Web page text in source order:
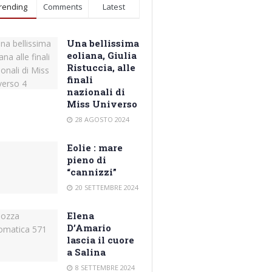
Comments Latest
Una bellissima
eoliana, Giulia
Ristuccia, alle
finali
nazionali di
Miss Universo
28 AGOSTO 2024
Eolie : mare
pieno di
“cannizzi”
20 SETTEMBRE 2024
Elena
D’Amario
lascia il cuore
a Salina
8 SETTEMBRE 2024